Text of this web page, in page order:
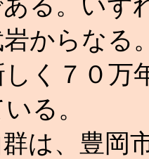
る。いず
からなる
く７０万
る。
は、豊岡